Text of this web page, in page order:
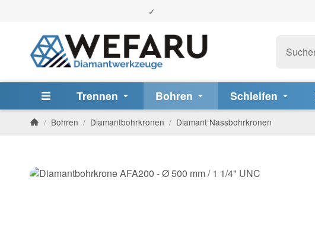
Trennen Bohren Schleifen
/ Bohren / Diamantbohrkronen / Diamant Nassbohrkronen